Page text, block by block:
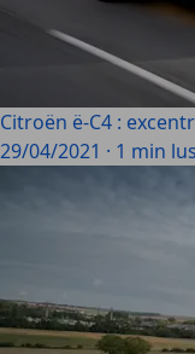
Citroën ë-C4 :
29/04/2021 · 1 min lus